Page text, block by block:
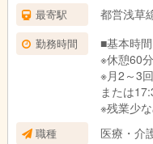
・英語手
・役職手
・住宅手
・引越手
・時間
【業務内
最寄駅 都営浅草
勤務時間
■基本時
※休憩60分
※月2～3
または
※残業少
職種 医療・介